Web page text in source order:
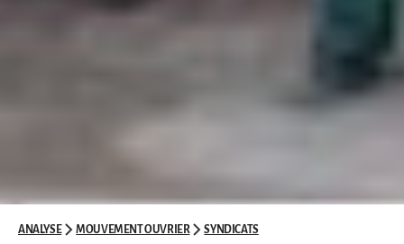
ANALYSE MOUVEMENT OUVRIER SYNDICATS